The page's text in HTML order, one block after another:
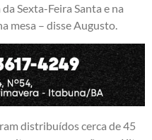
Sexta-Feira Santa e na
mesa – disse Augusto.
distribuídos cerca de 45